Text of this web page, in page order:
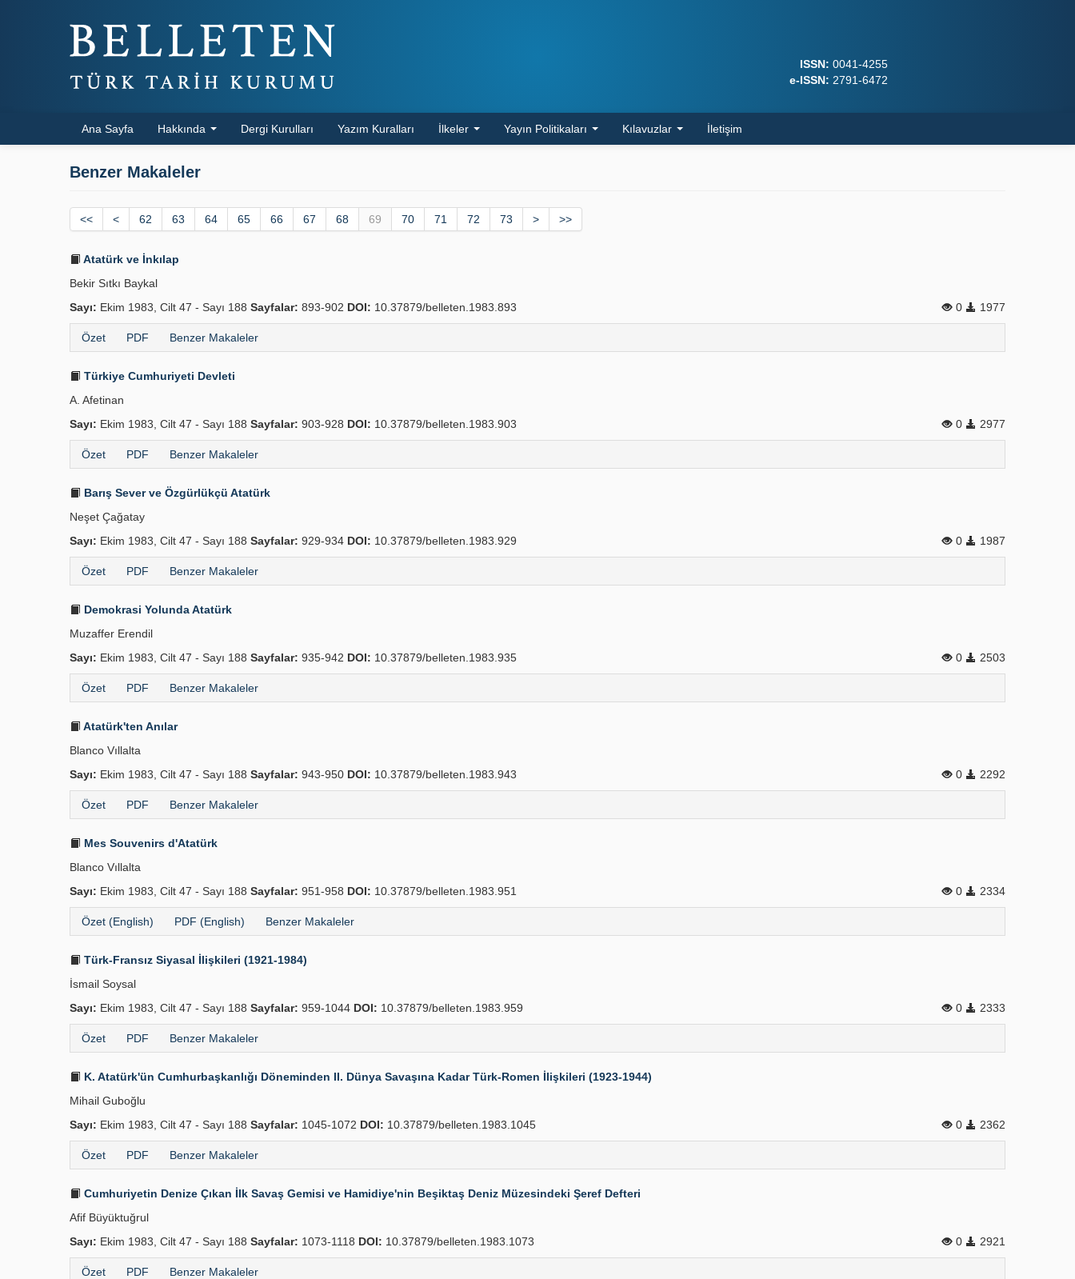
ISSN: 0041-4255
e-ISSN: 2791-6472
Ana Sayfa Hakkında Dergi Kurulları Yazım Kuralları İlkeler Yayın Politikaları Kılavuzlar İletişim
Benzer Makaleler
<< < 62 63 64 65 66 67 68 69 70 71 72 73 > >>
Atatürk ve İnkılap
Bekir Sıtkı Baykal
Sayı: Ekim 1983, Cilt 47 - Sayı 188 Sayfalar: 893-902 DOI: 10.37879/belleten.1983.893 0 1977
Özet PDF Benzer Makaleler
Türkiye Cumhuriyeti Devleti
A. Afetinan
Sayı: Ekim 1983, Cilt 47 - Sayı 188 Sayfalar: 903-928 DOI: 10.37879/belleten.1983.903 0 2977
Özet PDF Benzer Makaleler
Barış Sever ve Özgürlükçü Atatürk
Neşet Çağatay
Sayı: Ekim 1983, Cilt 47 - Sayı 188 Sayfalar: 929-934 DOI: 10.37879/belleten.1983.929 0 1987
Özet PDF Benzer Makaleler
Demokrasi Yolunda Atatürk
Muzaffer Erendil
Sayı: Ekim 1983, Cilt 47 - Sayı 188 Sayfalar: 935-942 DOI: 10.37879/belleten.1983.935 0 2503
Özet PDF Benzer Makaleler
Atatürk'ten Anılar
Blanco Vıllalta
Sayı: Ekim 1983, Cilt 47 - Sayı 188 Sayfalar: 943-950 DOI: 10.37879/belleten.1983.943 0 2292
Özet PDF Benzer Makaleler
Mes Souvenirs d'Atatürk
Blanco Vıllalta
Sayı: Ekim 1983, Cilt 47 - Sayı 188 Sayfalar: 951-958 DOI: 10.37879/belleten.1983.951 0 2334
Özet (English) PDF (English) Benzer Makaleler
Türk-Fransız Siyasal İlişkileri (1921-1984)
İsmail Soysal
Sayı: Ekim 1983, Cilt 47 - Sayı 188 Sayfalar: 959-1044 DOI: 10.37879/belleten.1983.959 0 2333
Özet PDF Benzer Makaleler
K. Atatürk'ün Cumhurbaşkanlığı Döneminden II. Dünya Savaşına Kadar Türk-Romen İlişkileri (1923-1944)
Mihail Guboğlu
Sayı: Ekim 1983, Cilt 47 - Sayı 188 Sayfalar: 1045-1072 DOI: 10.37879/belleten.1983.1045 0 2362
Özet PDF Benzer Makaleler
Cumhuriyetin Denize Çıkan İlk Savaş Gemisi ve Hamidiye'nin Beşiktaş Deniz Müzesindeki Şeref Defteri
Afif Büyüktuğrul
Sayı: Ekim 1983, Cilt 47 - Sayı 188 Sayfalar: 1073-1118 DOI: 10.37879/belleten.1983.1073 0 2921
Özet PDF Benzer Makaleler